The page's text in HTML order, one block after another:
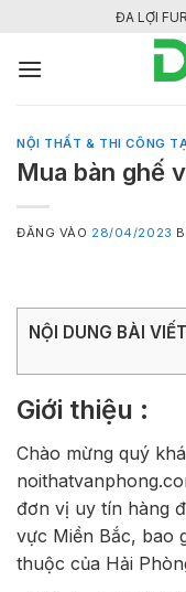
nội
ĐA LỢI
NỘI THẤT & THI CÔNG
Mua bàn ghế
ĐĂNG VÀO 28/04/2023
NỘI DUNG BÀI VIẾT
Giới thiệu :
Chào mừng quý
đơn vị uy tín hàng
vực Miền Bắc, bao
thuộc của Hải